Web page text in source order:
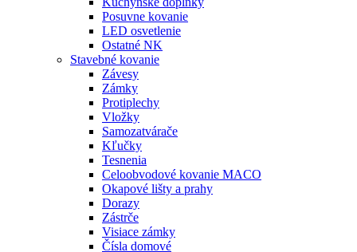
Posuvne kovanie
LED osvetlenie
Ostatné NK
Stavebné kovanie
Závesy
Zámky
Protiplechy
Vložky
Samozatvárače
Kľučky
Tesnenia
Celoobvodové kovanie MACO
Okapové lišty a prahy
Dorazy
Zástrče
Visiace zámky
Čísla domové